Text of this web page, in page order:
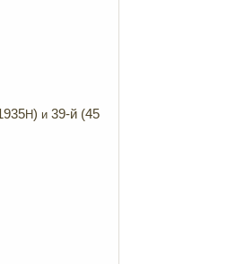
H) и39-й (45